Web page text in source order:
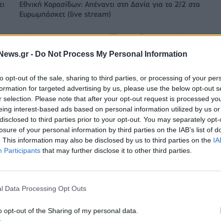
- Do Not Process My Personal Information
opt-out of the sale, sharing to third parties, or processing of your
for targeted advertising by us, please use the below opt-out
selection. Please note that after your opt-out request is processed
interest-based ads based on personal information utilized by us
to third parties prior to your opt-out. You may separately
of your personal information by third parties on the IAB’s list of
This information may also be disclosed by us to third parties on the
Participants that may further disclose it to other third parties.
Data Processing Opt Outs
opt-out of the Sharing of my personal data.
Εθνική Κορασίδων: Απέναντι στη Δανία για το 2/2 στο
Ευρωμπάσκετ (live stream)
για την πώληση
Χρηματιστήριο Αθηνών: Εβδομαδιαία
Media: Με ενίσχυση 8 εκατ. ευρώ σε 451 επιχειρήσεις
το πρόγραμμα στήριξης- Κάλυψη εισφορών ΕΔΟΕΑΠ
της αποδοτικότητας
Ο Γιάννης Αγραβάνης στον Βίκο Ιωαννίνων